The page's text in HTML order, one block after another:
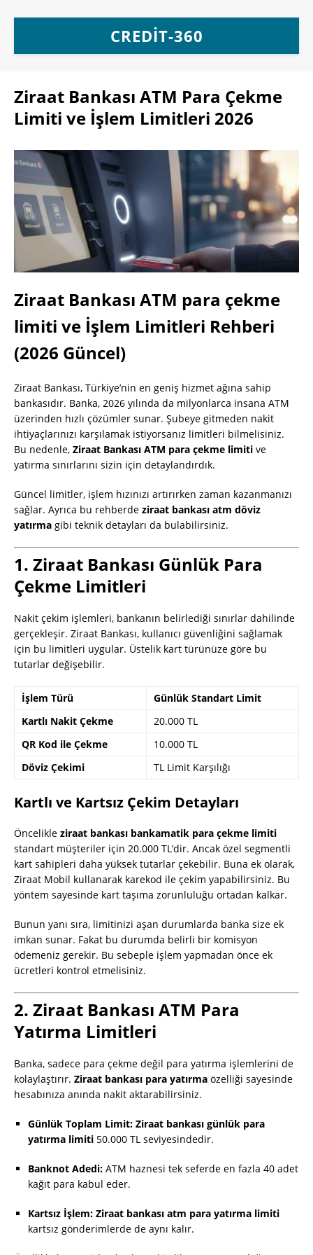
CREDIT-360
Ziraat Bankası ATM Para Çekme
Limiti ve İşlem Limitleri 2026
Ziraat Bankası ATM para çekme
limiti ve İşlem Limitleri Rehberi
(2026 Güncel)
Ziraat Bankası, Türkiye’nin en geniş hizmet ağına sahip
bankasıdır. Banka, 2026 yılında da milyonlarca insana ATM
üzerinden hızlı çözümler sunar. Şubeye gitmeden nakit
ihtiyaçlarınızı karşılamak istiyorsanız limitleri bilmelisiniz.
Bu nedenle, Ziraat Bankası ATM para çekme limiti ve
yatırma sınırlarını sizin için detaylandırdık.
Güncel limitler, işlem hızınızı artırırken zaman kazanmanızı
sağlar. Ayrıca bu rehberde ziraat bankası atm döviz
yatırma gibi teknik detayları da bulabilirsiniz.
1. Ziraat Bankası Günlük Para
Çekme Limitleri
Nakit çekim işlemleri, bankanın belirlediği sınırlar dahilinde
gerçekleşir. Ziraat Bankası, kullanıcı güvenliğini sağlamak
için bu limitleri uygular. Üstelik kart türünüze göre bu
tutarlar değişebilir.
İşlem Türü
Günlük Standart Limit
Kartlı Nakit Çekme
20.000 TL
QR Kod ile Çekme
10.000 TL
Döviz Çekimi
TL Limit Karşılığı
Kartlı ve Kartsız Çekim Detayları
Öncelikle ziraat bankası bankamatik para çekme limiti
standart müşteriler için 20.000 TL’dir. Ancak özel segmentli
kart sahipleri daha yüksek tutarlar çekebilir. Buna ek olarak,
Ziraat Mobil kullanarak karekod ile çekim yapabilirsiniz. Bu
yöntem sayesinde kart taşıma zorunluluğu ortadan kalkar.
Bunun yanı sıra, limitinizi aşan durumlarda banka size ek
imkan sunar. Fakat bu durumda belirli bir komisyon
ödemeniz gerekir. Bu sebeple işlem yapmadan önce ek
ücretleri kontrol etmelisiniz.
2. Ziraat Bankası ATM Para
Yatırma Limitleri
Banka, sadece para çekme değil para yatırma işlemlerini de
kolaylaştırır. Ziraat bankası para yatırma özelliği sayesinde
hesabınıza anında nakit aktarabilirsiniz.
Günlük Toplam Limit: Ziraat bankası günlük para
yatırma limiti 50.000 TL seviyesindedir.
Banknot Adedi: ATM haznesi tek seferde en fazla 40 adet
kağıt para kabul eder.
Kartsız İşlem: Ziraat bankası atm para yatırma limiti
kartsız gönderimlerde de aynı kalır.